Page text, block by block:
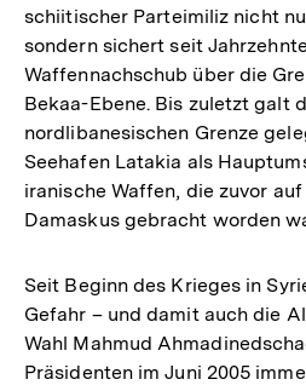
schiitischer Parteimiliz nicht
sondern sichert seit
Waffennachschub über die
Bekaa-Ebene. Bis zuletzt galt
nordlibanesischen Grenze
Seehafen Latakia als
iranische Waffen, die zuvor
Damaskus gebracht worden
Seit Beginn des Krieges in
Gefahr – und damit auch die
Wahl Mahmud
Präsidenten im Juni 2005